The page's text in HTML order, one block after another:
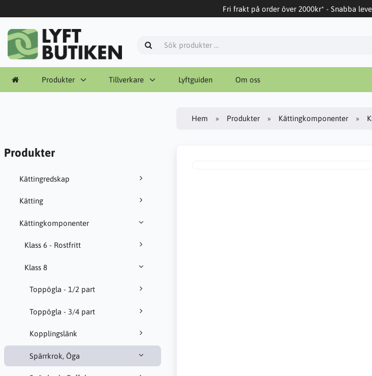
Fri frakt på order över 2000kr* - Snabba
Produkter Tillverkare Lyftguiden Om oss
Produkter
Kättingredskap
Kätting
Kättingkomponenter
Klass 6 - Rostfritt
Klass 8
Toppögla - 1/2 part
Toppögla - 3/4 part
Kopplingslänk
Spärrkrok, Öga
Hem Produkter Kättingkomponenter